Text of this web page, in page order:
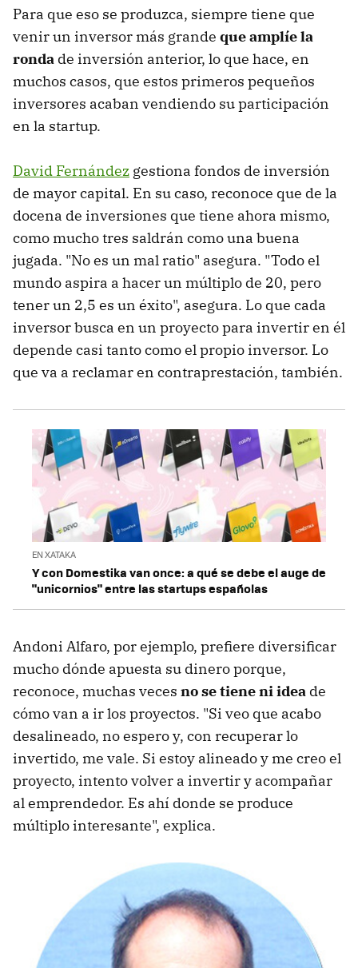
Para que eso se produzca, siempre tiene que
venir un inversor más grande que amplíe la
ronda de inversión anterior, lo que hace, en
muchos casos, que estos primeros pequeños
inversores acaban vendiendo su participación
en la startup.
David Fernández gestiona fondos de inversión
de mayor capital. En su caso, reconoce que de la
docena de inversiones que tiene ahora mismo,
como mucho tres saldrán como una buena
jugada. "No es un mal ratio" asegura. "Todo el
mundo aspira a hacer un múltiplo de 20, pero
tener un 2,5 es un éxito", asegura. Lo que cada
inversor busca en un proyecto para invertir en él
depende casi tanto como el propio inversor. Lo
que va a reclamar en contraprestación, también.
EN XATAKA
Y con Domestika van once: a qué se debe el auge de
"unicornios" entre las startups españolas
Andoni Alfaro, por ejemplo, prefiere diversificar
mucho dónde apuesta su dinero porque,
reconoce, muchas veces no se tiene ni idea de
cómo van a ir los proyectos. "Si veo que acabo
desalineado, no espero y, con recuperar lo
invertido, me vale. Si estoy alineado y me creo el
proyecto, intento volver a invertir y acompañar
al emprendedor. Es ahí donde se produce
múltiplo interesante", explica.